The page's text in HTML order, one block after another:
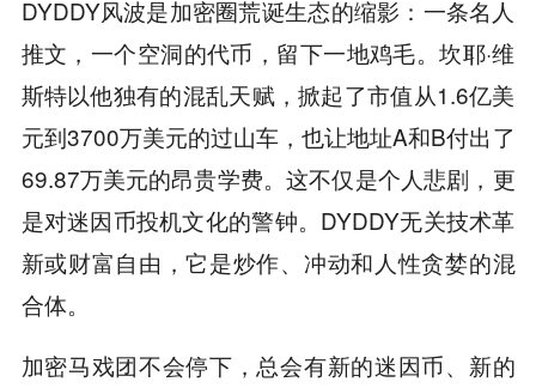
DYDDY风波是加密圈荒诞生态的缩影：一条名人
推文，一个空洞的代币，留下一地鸡毛。坎耶·维
斯特以他独有的混乱天赋，掀起了市值从1.6亿美
元到3700万美元的过山车，也让地址A和B付出了
69.87万美元的昂贵学费。这不仅是个人悲剧，更
是对迷因币投机文化的警钟。DYDDY无关技术革
新或财富自由，它是炒作、冲动和人性贪婪的混
合体。
加密马戏团不会停下，总会有新的迷因币、新的